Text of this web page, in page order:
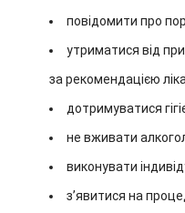
повідомити про
утриматися від
за рекомендацією
дотримуватися
не вживати
виконувати
з’явитися на